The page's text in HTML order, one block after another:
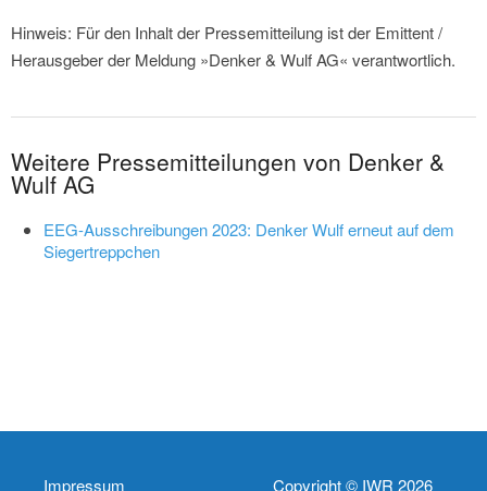
Hinweis: Für den Inhalt der Pressemitteilung ist der Emittent /
Herausgeber der Meldung »Denker & Wulf AG« verantwortlich.
Weitere Pressemitteilungen von Denker &
Wulf AG
EEG-Ausschreibungen 2023: Denker Wulf erneut auf dem
Siegertreppchen
Impressum Copyright © IWR 2026